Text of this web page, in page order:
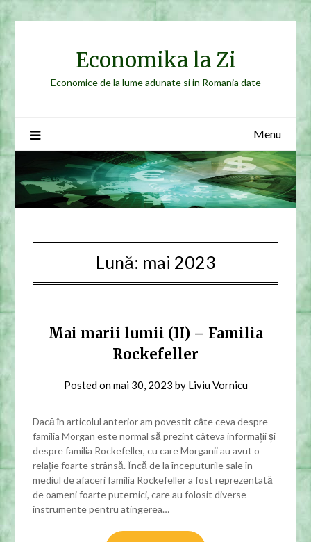
to
Economika la Zi
Economice de la lume adunate si in Romania date
Menu
Lună: mai 2023
Mai marii lumii (II) – Familia
Rockefeller
Posted onmai 30, 2023 by Liviu Vornicu
Dacă în articolul anterior am povestit câte ceva despre
familia Morgan este normal să prezint câteva informații și
despre familia Rockefeller, cu care Morganii au avut o
relație foarte strânsă. Încă de la începuturile sale în
mediul de afaceri familia Rockefeller a fost reprezentată
de oameni foarte puternici, care au folosit diverse
instrumente pentru atingerea…